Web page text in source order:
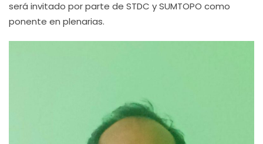
será invitado por parte de STDC y SUMTOPO como
ponente en plenarias.